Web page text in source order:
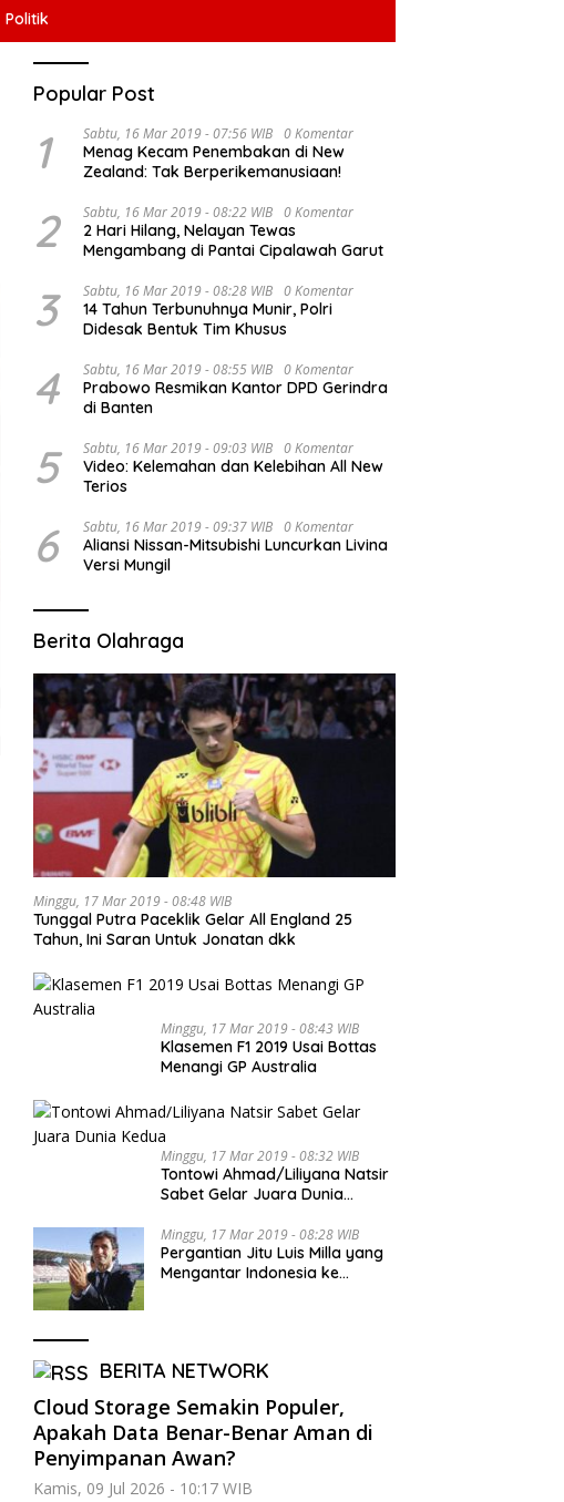
Politik
Popular Post
1 Sabtu, 16 Mar 2019 - 07:56 WIB 0 Komentar
Menag Kecam Penembakan di New
Zealand: Tak Berperikemanusiaan!
2 Sabtu, 16 Mar 2019 - 08:22 WIB 0 Komentar
2 Hari Hilang, Nelayan Tewas
Mengambang di Pantai Cipalawah Garut
3 Sabtu, 16 Mar 2019 - 08:28 WIB 0 Komentar
14 Tahun Terbunuhnya Munir, Polri
Didesak Bentuk Tim Khusus
4 Sabtu, 16 Mar 2019 - 08:55 WIB 0 Komentar
Prabowo Resmikan Kantor DPD Gerindra
di Banten
5 Sabtu, 16 Mar 2019 - 09:03 WIB 0 Komentar
Video: Kelemahan dan Kelebihan All New
Terios
6 Sabtu, 16 Mar 2019 - 09:37 WIB 0 Komentar
Aliansi Nissan-Mitsubishi Luncurkan Livina
Versi Mungil
Berita Olahraga
Minggu, 17 Mar 2019 - 08:48 WIB
Tunggal Putra Paceklik Gelar All England 25
Tahun, Ini Saran Untuk Jonatan dkk
Minggu, 17 Mar 2019 - 08:43 WIB
Klasemen F1 2019 Usai Bottas
Menangi GP Australia
Minggu, 17 Mar 2019 - 08:32 WIB
Tontowi Ahmad/Liliyana Natsir
Sabet Gelar Juara Dunia
Minggu, 17 Mar 2019 - 08:28 WIB
Pergantian Jitu Luis Milla yang
Mengantar Indonesia ke
BERITA NETWORK
Cloud Storage Semakin Populer,
Apakah Data Benar-Benar Aman di
Penyimpanan Awan?
Kamis, 09 Jul 2026 - 10:17 WIB